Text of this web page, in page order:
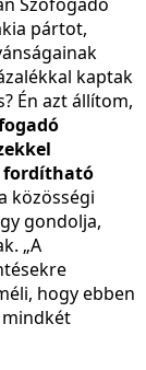
Szófogadó
pártot,
kaptak
Én azt állítom,
fordítható
közösségi
gondolja,
„A
hogy ebben
mindkét